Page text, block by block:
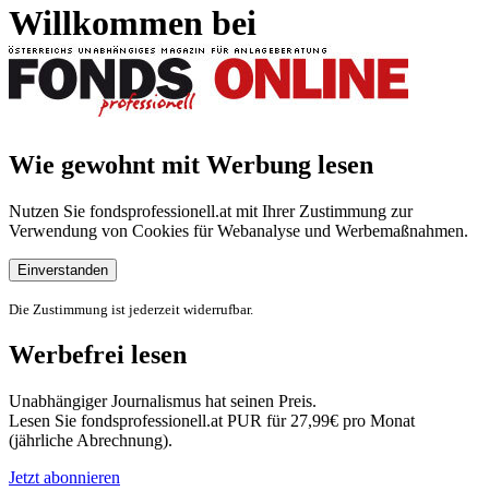
Willkommen bei
Wie gewohnt mit Werbung lesen
Nutzen Sie fondsprofessionell.at mit Ihrer Zustimmung zur
Verwendung von Cookies für Webanalyse und Werbemaßnahmen.
Einverstanden
Die Zustimmung ist jederzeit widerrufbar.
Werbefrei lesen
Unabhängiger Journalismus hat seinen Preis.
Lesen Sie fondsprofessionell.at PUR für 27,99€ pro Monat
(jährliche Abrechnung).
Jetzt abonnieren